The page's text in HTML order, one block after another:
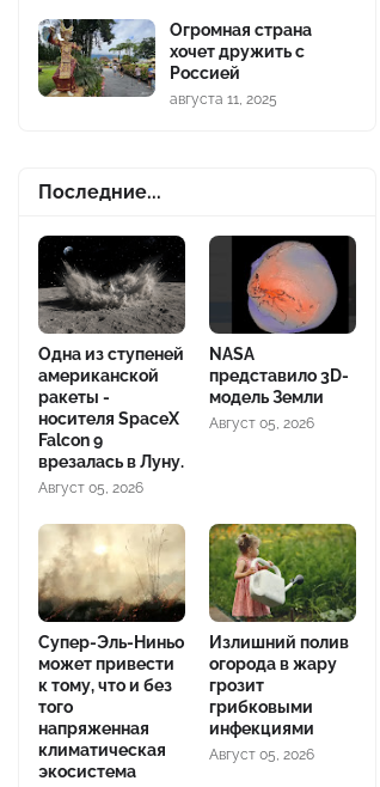
Огромная страна
хочет дружить с
Россией
августа 11, 2025
Последние...
Одна из ступеней
американской
ракеты -
носителя SpaceX
Falcon 9
врезалась в Луну.
Август 05, 2026
NASA
представило 3D-
модель Земли
Август 05, 2026
Супер-Эль-Ниньо
может привести
к тому, что и без
того
напряженная
климатическая
экосистема
Излишний полив
огорода в жару
грозит
грибковыми
инфекциями
Август 05, 2026